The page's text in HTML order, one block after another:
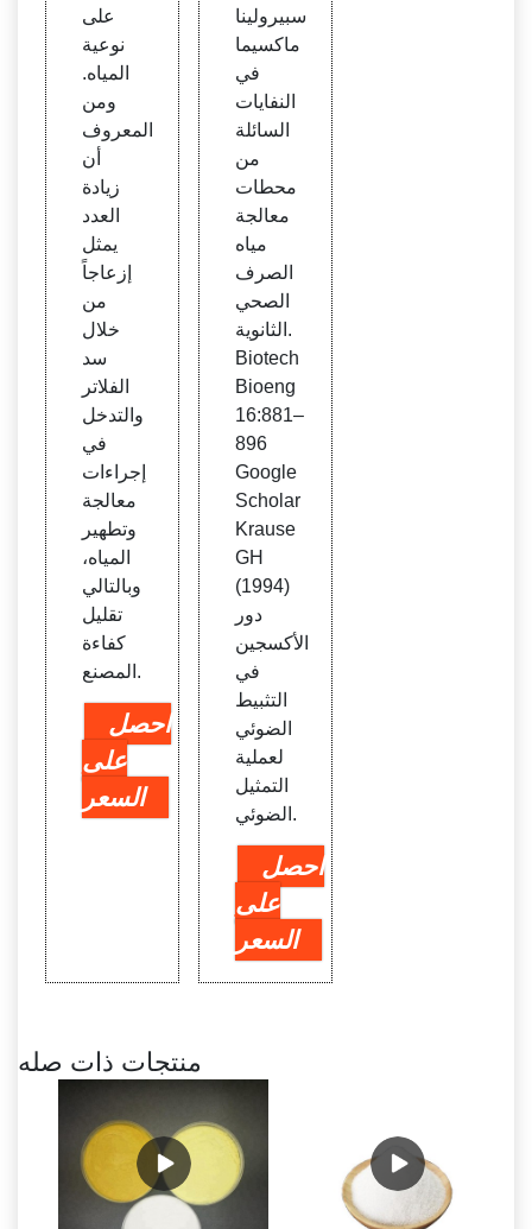
على
نوعية
المياه.
ومن
المعروف
أن
زيادة
العدد
يمثل
إزعاجاً
من
خلال
سد
الفلاتر
والتدخل
في
إجراءات
معالجة
وتطهير
المياه،
وبالتالي
تقليل
كفاءة
المصنع.
احصل
على
السعر
سبيرولينا
ماكسيما
في
النفايات
السائلة
من
محطات
معالجة
مياه
الصرف
الصحي
الثانوية.
Biotech
Bioeng
16:881–
896
Google
Scholar
Krause
GH
(1994)
دور
الأكسجين
في
التثبيط
الضوئي
لعملية
التمثيل
الضوئي.
احصل
على
السعر
منتجات ذات صله